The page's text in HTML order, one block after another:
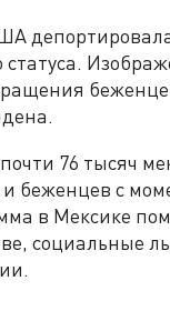
76 тысяч
беженцев с
в Мексике
социальные